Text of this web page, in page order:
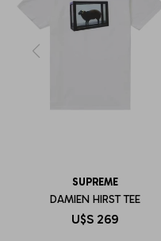
SUPREME
DAMIEN HIRST TEE
U$S 269